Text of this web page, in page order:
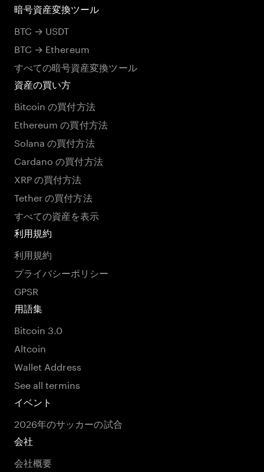
暗号資産変換ツール
BTC → USDT
BTC → Ethereum
すべての暗号資産変換ツール
資産の買い方
Bitcoin の買付方法
Ethereum の買付方法
Solana の買付方法
Cardano の買付方法
XRP の買付方法
Tether の買付方法
すべての資産を表示
利用規約
利用規約
プライバシーポリシー
GPSR
用語集
Bitcoin 3.0
Altcoin
Wallet Address
See all termins
イベント
2026年のサッカーの試合
会社
会社概要